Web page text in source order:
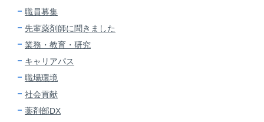
職員募集
先輩薬剤師に聞きました
業務・教育・研究
キャリアパス
職場環境
社会貢献
薬剤部DX